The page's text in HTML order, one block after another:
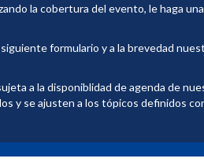
la cobertura del evento, le haga
formulario y a la brevedad
a la disponiblidad de agenda de
y se ajusten a los tópicos definidos